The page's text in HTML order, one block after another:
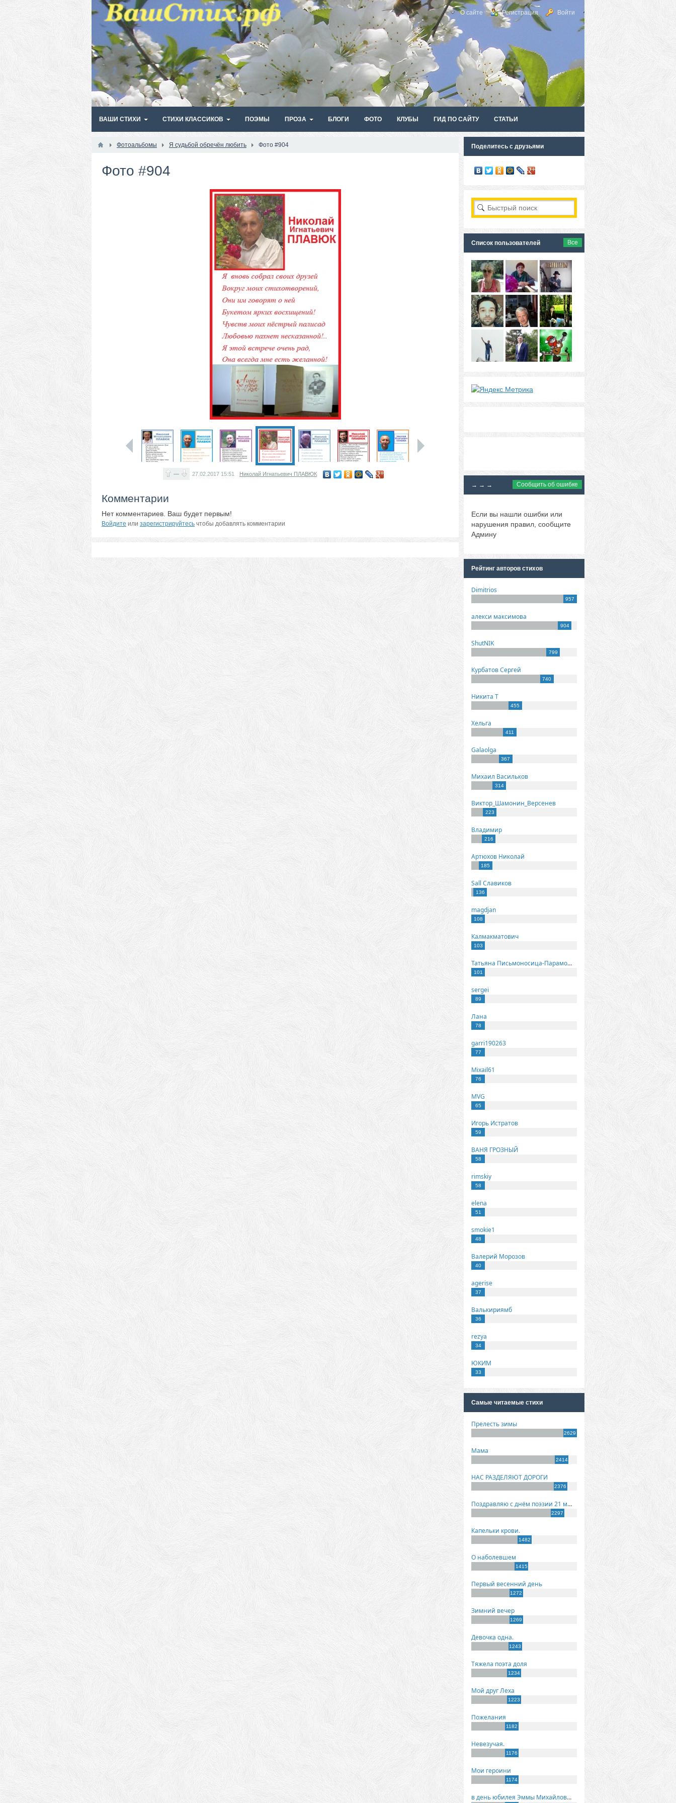
О сайте Регистрация Войти
ВАШИ СТИХИ СТИХИ КЛАССИКОВ ПОЭМЫ ПРОЗА БЛОГИ ФОТО КЛУБЫ ГИД ПО САЙТУ СТАТЬИ
Фотоальбомы Я судьбой обречён любить Фото #904
Фото #904
— 27.02.2017 15:51 Николай Игнатьевич ПЛАВЮК
Комментарии
Нет комментариев. Ваш будет первым!
Войдите или зарегистрируйтесь чтобы добавлять комментарии
Поделитесь с друзьями
Список пользователей Все
→ → → Сообщить об ошибке
Если вы нашли ошибки или
нарушения правил, сообщите
Админу
Рейтинг авторов стихов
Dimitrios
957
алекси максимова
904
ShutNIK
799
Курбатов Сергей
740
Никита Т
455
Хельга
411
Galaolga
367
Михаил Васильков
314
Виктор_Шамонин_Версенев
223
Владимир
216
Артюхов Николай
185
Sall Славиков
136
magdjan
108
Калмакматович
103
Татьяна Письмоносица-Парамонова
101
sergei
89
Лана
78
garri190263
77
Mixail61
76
MVG
65
Игорь Истратов
59
ВАНЯ ГРОЗНЫЙ
58
rimskiy
58
elena
51
smokie1
48
Валерий Морозов
40
agerise
37
Валькириямб
36
rezya
34
ЮКИМ
33
Самые читаемые стихи
Прелесть зимы
2629
Мама
2414
НАС РАЗДЕЛЯЮТ ДОРОГИ
2376
Поздравляю с днём поэзии 21 марта!
2297
Капельки крови.
1482
О наболевшем
1415
Первый весенний день
1272
Зимний вечер
1269
Девочка одна.
1243
Тяжела поэта доля
1234
Мой друг Леха
1223
Пожелания
1182
Невезучая.
1176
Мои героини
1174
в день юбилея Эммы Михайловны Киселевой